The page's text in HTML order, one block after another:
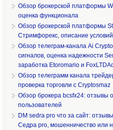
Обзор брокерской платформы
оценка функционала
Обзор брокерской платформы
Стримфорекс, описание
Обзор телеграм-канала Ai
сигналов, оценка надежности
заработка Etoromario и
Обзор телеграмм канала
проверка торговли с Cryptosmaz
Обзор брокера bcsfx24: отзывы
пользователей
DM sedra pro что за сайт:
Седра pro, мошенничество или